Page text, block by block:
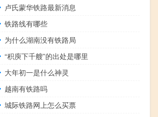
卢氏蒙华铁路最新消息
铁路线有哪些
为什么湖南没有铁路局
“积庾下千艘”的出处是哪里
大年初一是什么神灵
越南有铁路吗
城际铁路网上怎么买票